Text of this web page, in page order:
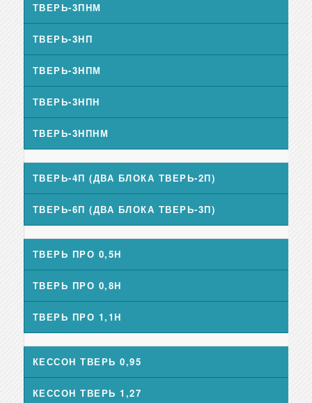
ТВЕРЬ-3ПНМ
ТВЕРЬ-3НП
ТВЕРЬ-3НПМ
ТВЕРЬ-3НПН
ТВЕРЬ-3НПНМ
ТВЕРЬ-4П (ДВА БЛОКА ТВЕРЬ-2П)
ТВЕРЬ-6П (ДВА БЛОКА ТВЕРЬ-3П)
ТВЕРЬ ПРО 0,5Н
ТВЕРЬ ПРО 0,8Н
ТВЕРЬ ПРО 1,1Н
КЕССОН ТВЕРЬ 0,95
КЕССОН ТВЕРЬ 1,27